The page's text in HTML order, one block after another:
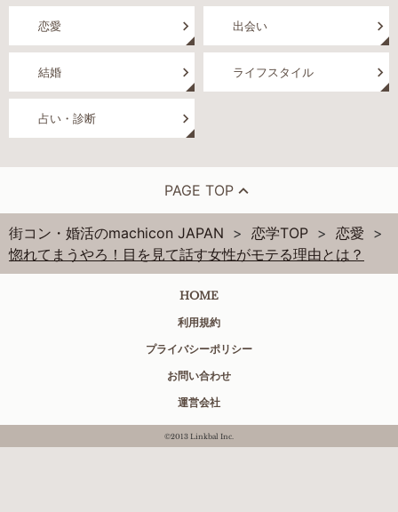
恋愛 出会い
結婚 ライフスタイル
占い・診断
PAGE TOP
街コン・婚活のmachicon JAPAN 恋学TOP
恋愛
惚れてまうやろ！目を見て話す女性がモテる理由とは？
HOME
利用規約
プライバシーポリシー
お問い合わせ
運営会社
©2013 Linkbal Inc.